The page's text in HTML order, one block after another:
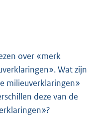
over «merk
Wat zijn
milieuverklaringen»
deze van de